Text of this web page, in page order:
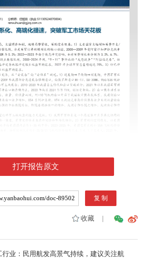
打开报告原文
收藏|
行业：民用航发高景气持续，建议关注航